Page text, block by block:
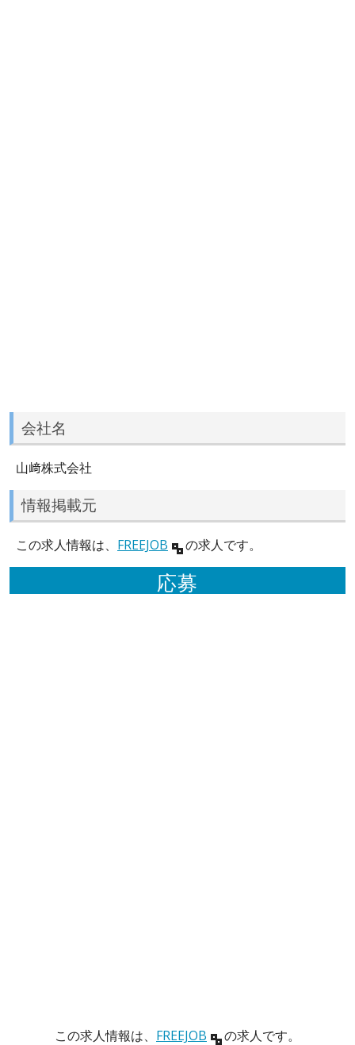
会社名
山﨑株式会社
情報掲載元
この求人情報は、 FREEJOB の求人です。
応募
この求人情報は、 FREEJOB の求人です。